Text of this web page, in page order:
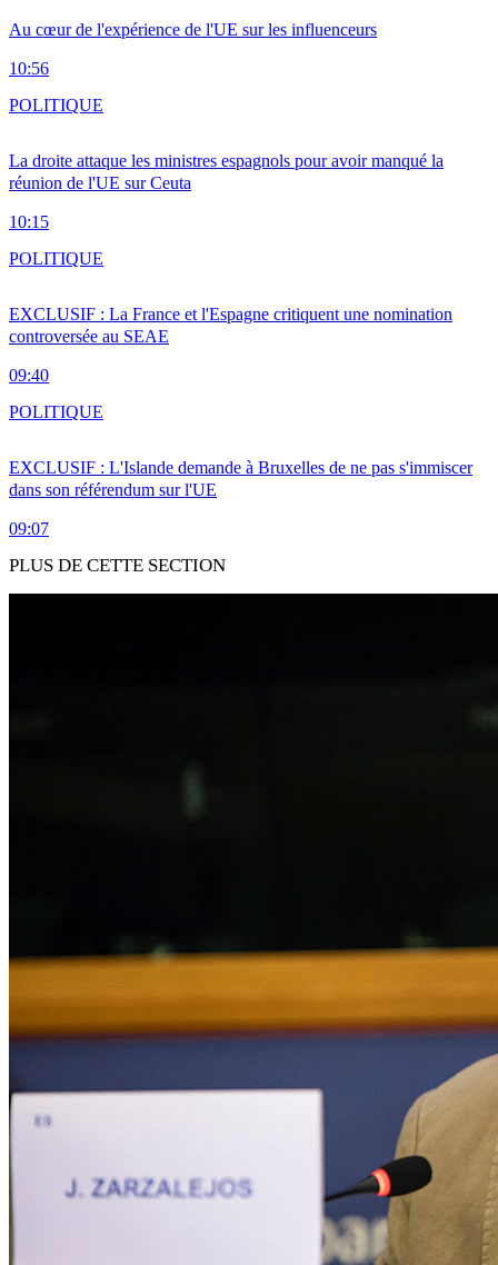
Au cœur de l'expérience de l'UE sur les influenceurs
10:56
La droite attaque les ministres espagnols pour avoir manqué la
réunion de l'UE sur Ceuta
10:15
POLITIQUE
EXCLUSIF : La France et l'Espagne critiquent une nomination
controversée au SEAE
09:40
POLITIQUE
EXCLUSIF : L'Islande demande à Bruxelles de ne pas s'immiscer
dans son référendum sur l'UE
09:07
POLITIQUE
PLUS DE CETTE SECTION